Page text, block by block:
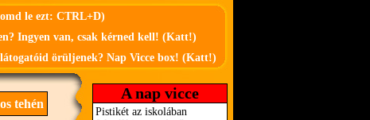
le ezt: CTRL+D)
Ingyen van, csak kérned kell! (Katt!)
örüljenek? Nap Vicce box! (Katt!)
tehén
A nap vicce